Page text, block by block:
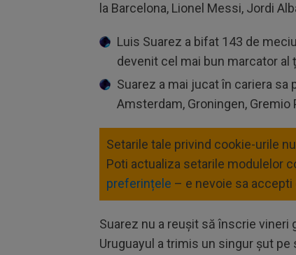
la Barcelona, Lionel Messi, Jordi
Luis Suarez a bifat 143 de
devenit cel mai bun marcator al
Suarez a mai jucat în cariera sa
Amsterdam, Groningen,
Setarile tale privind cookie-urile
Poti actualiza setarile modulelor
preferințele – e nevoie sa
Suarez nu a reuşit să înscrie vineri
Uruguayul a trimis un singur şut